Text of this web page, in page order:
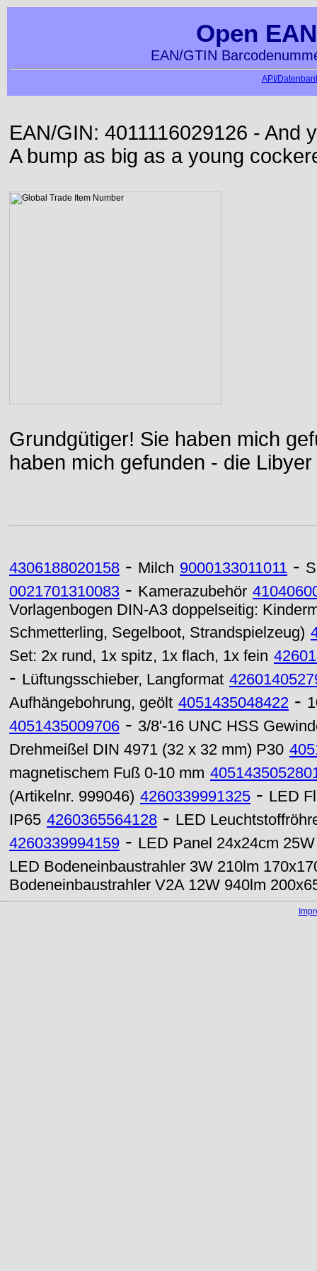
Open
EAN/GTIN
API/
EAN/GIN: 4011116029126 - And
A bump as big as a young
Grundgütiger! Sie haben mich
haben mich gefunden - die
4306188020158 - Milch 9000133011011 -
0021701310083 - Kamerazubehör
Vorlagenbogen DIN-A3 doppelseitig:
Schmetterling, Segelboot, Strandspielzeug)
Set: 2x rund, 1x spitz, 1x flach, 1x fein
- Lüftungsschieber, Langformat
Aufhängebohrung, geölt 4051435048422 -
4051435009706 - 3/8'-16 UNC HSS
Drehmeißel DIN 4971 (32 x 32 mm) P30
magnetischem Fuß 0-10 mm
(Artikelnr. 999046) 4260339991325 - LED
IP65 4260365564128 - LED
4260339994159 - LED Panel 24x24cm
LED Bodeneinbaustrahler 3W 210lm
Bodeneinbaustrahler V2A 12W 940lm